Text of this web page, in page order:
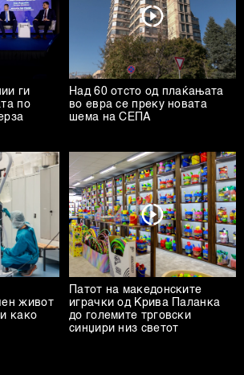
ги
по
Над 60 отсто од плаќањата
во евра се преку новата
шема на СЕПА
живот
како
Патот на македонските
играчки од Крива Паланка
до големите трговски
синџири низ светот